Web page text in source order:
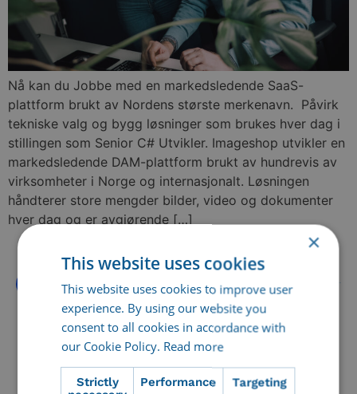
Nå kan du Jobbe med en markedsledende SaaS-
plattform brukt av Nordens største merkenavn. Påvirk
tekniske valg og bygg løsninger som brukes hver dag i
stillingen som Senior C# Utvikler. Imageshop utvikler en
markedsledende DAM-plattform brukt av hundrevis av
virksomheter i Norge og internasjonalt. Løsningen
håndterer store mengder bilder, video og dokumenter
hver dag og er avgjørende […]
NEWSLETTER:
We will update you once a month with knowledge, blogs
and news.
×
This website uses cookies
This website uses cookies to improve user
experience. By using our website you
consent to all cookies in accordance with
our Cookie Policy. Read more
Strictly
Performance Targeting